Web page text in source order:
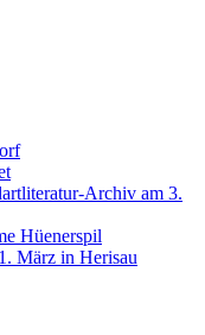
Archiv am 3.
Hüenerspil
März in Herisau